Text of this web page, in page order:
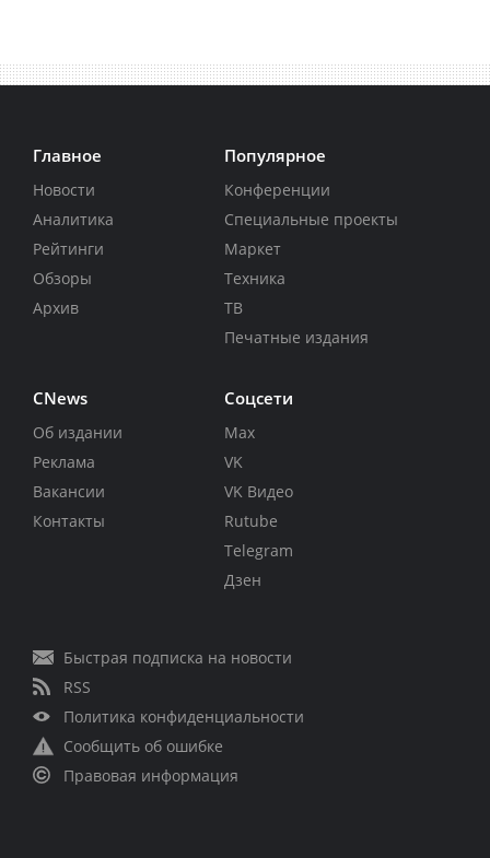
Главное
Новости
Аналитика
Рейтинги
Обзоры
Архив
Популярное
Конференции
Специальные проекты
Маркет
Техника
ТВ
Печатные издания
CNews
Об издании
Реклама
Вакансии
Контакты
Соцсети
Max
VK
VK Видео
Rutube
Telegram
Дзен
Быстрая подписка на новости
RSS
Политика конфиденциальности
Сообщить об ошибке
Правовая информация